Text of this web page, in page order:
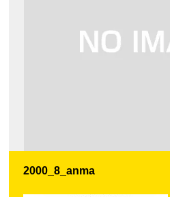
2000_8_anma